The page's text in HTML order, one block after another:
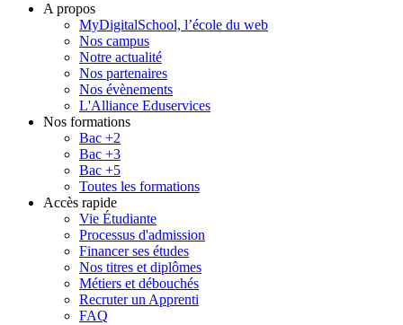
A propos
MyDigitalSchool, l’école du web
Nos campus
Notre actualité
Nos partenaires
Nos évènements
L'Alliance Eduservices
Nos formations
Bac +2
Bac +3
Bac +5
Toutes les formations
Accès rapide
Vie Étudiante
Processus d'admission
Financer ses études
Nos titres et diplômes
Métiers et débouchés
Recruter un Apprenti
FAQ